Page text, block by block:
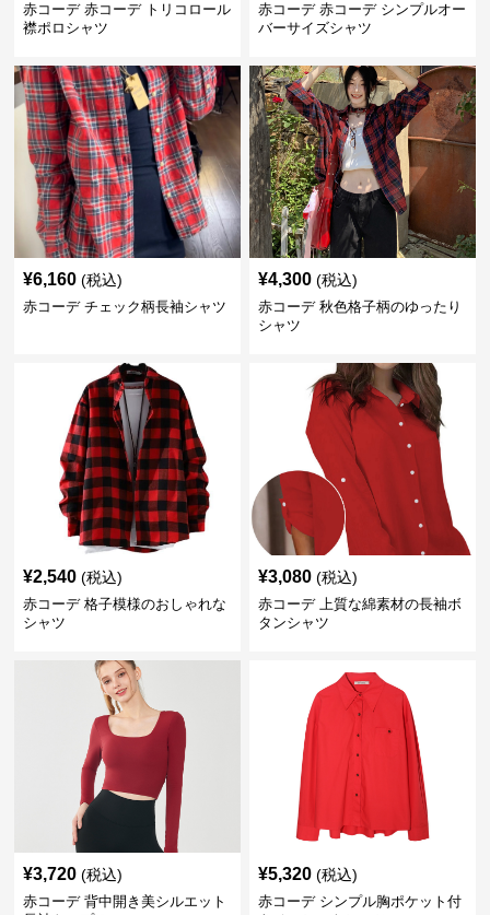
赤コーデ 赤コーデ トリコロール
襟ポロシャツ
赤コーデ 赤コーデ シンプルオー
バーサイズシャツ
¥6,160 (税込)
赤コーデ チェック柄長袖シャツ
¥4,300 (税込)
赤コーデ 秋色格子柄のゆったり
シャツ
¥2,540 (税込)
赤コーデ 格子模様のおしゃれな
シャツ
¥3,080 (税込)
赤コーデ 上質な綿素材の長袖ボ
タンシャツ
¥3,720 (税込)
赤コーデ 背中開き美シルエット
¥5,320 (税込)
赤コーデ シンプル胸ポケット付